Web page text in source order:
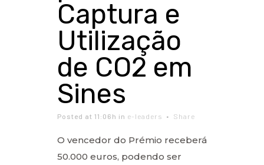
Captura e
Utilização
de CO2 em
Sines
Posted at 11:06h in e-leaders Share
O vencedor do Prémio receberá
50.000 euros, podendo ser